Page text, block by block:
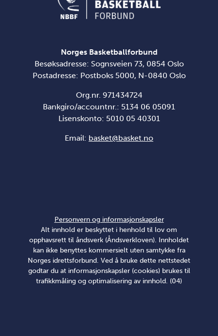
Norges Basketballforbund
Besøksadresse: Sognsveien 73, 0854 Oslo
Postadresse: Postboks 5000, N-0840 Oslo
Org.nr. 971434724
Bankgiro/accountnr.: 5134 06 05091
Lisenskonto: 5010 05 40301
Email: basket@basket.no
Personvern og informasjonskapsler
Alt innhold er beskyttet i henhold til lov om
opphavsrett til åndsverk (Åndsverkloven). Innholdet
kan ikke benyttes kommersielt uten samtykke fra
Norges idrettsforbund. Ved å bruke dette nettstedet
godtar du at informasjonskapsler (cookies) brukes til
trafikkmåling og optimalisering av innhold. (04)